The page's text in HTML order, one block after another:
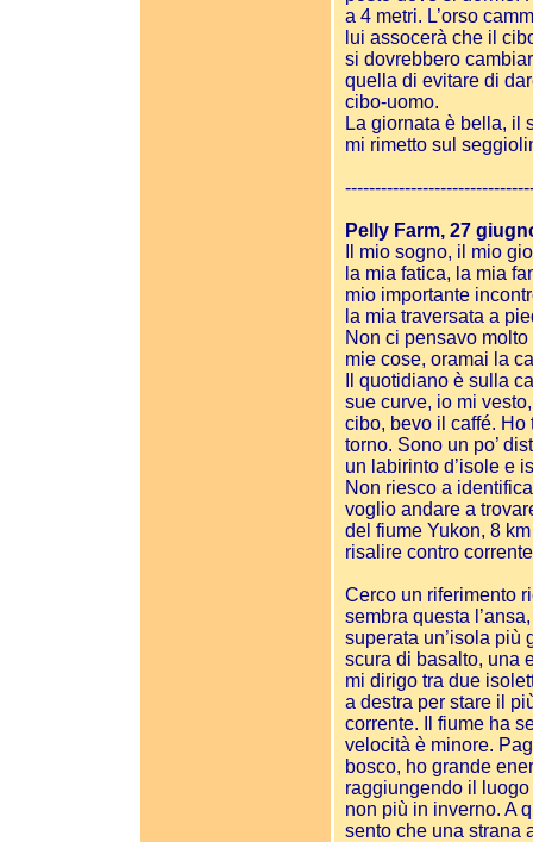
a 4 metri. L’orso
lui assocerà che il
si dovrebbero
quella di evitare di
cibo-uomo.
La giornata è bella, il
mi rimetto sul
Pelly Farm, 27
Il mio sogno, il mio
la mia fatica, la mia
mio importante
la mia traversata a
Non ci pensavo
mie cose, oramai la
Il quotidiano è sulla
sue curve, io mi
cibo, bevo il caffé. Ho
torno. Sono un po’
un labirinto d’isole e
Non riesco a
voglio andare a
del fiume Yukon, 8
risalire contro
Cerco un riferimento
sembra questa
superata un’isola più
scura di basalto, una
mi dirigo tra due
a destra per stare il
corrente. Il fiume ha
velocità è minore.
bosco, ho grande
raggiungendo il
non più in inverno. A
sento che una strana